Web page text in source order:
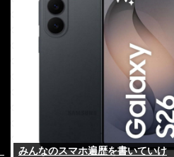
みんなのスマホ遍歴を書いていけ